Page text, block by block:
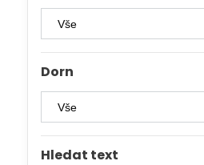
Dorn
Hledat text